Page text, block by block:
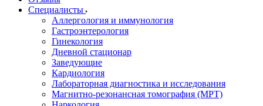
Специалисты
Аллергология и иммунология
Гастроэнтерология
Гинекология
Дневной стационар
Заведующие
Кардиология
Лабораторная диагностика и исследования
Магнитно-резонансная томография (МРТ)